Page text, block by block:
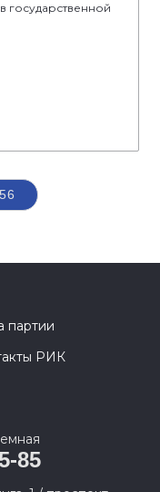
государственной
партии
РИК
85